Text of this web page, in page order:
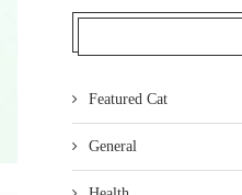
Featured Cat
General